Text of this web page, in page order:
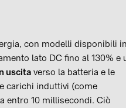
con modelli disponibili in
lato DC fino al 130% e
uscitaverso la batteria e le
carichi induttivi (come
entro 10 millisecondi. Ciò